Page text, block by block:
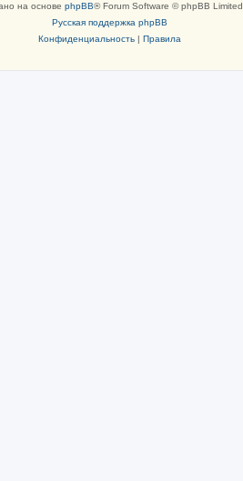
на основе phpBB® Forum Software © phpBB Limited
Русская поддержка phpBB
Конфиденциальность| Правила